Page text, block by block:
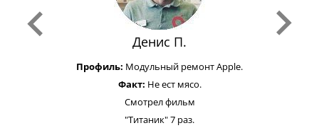
Денис П.
Профиль: Модульный ремонт Apple.
Факт: Не ест мясо.
Смотрел фильм
"Титаник" 7 раз.